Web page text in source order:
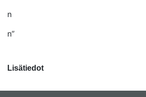
n
n”
Lisätiedot